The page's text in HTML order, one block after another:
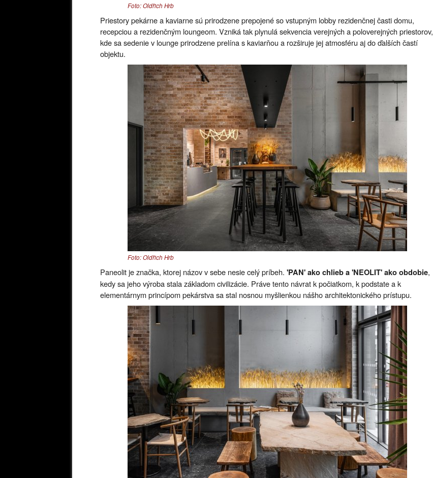
Foto: Oldřich Hrb
Priestory pekárne a kaviarne sú prirodzene prepojené so vstupným lobby rezidenčnej časti domu,
recepciou a rezidenčným loungeom. Vzniká tak plynulá sekvencia verejných a poloverejných priestorov,
kde sa sedenie v lounge prirodzene prelína s kaviarňou a rozširuje jej atmosféru aj do ďalších častí
objektu.
Foto: Oldřich Hrb
Paneolit ​​je značka, ktorej názov v sebe nesie celý príbeh. 'PAN' ako chlieb a 'NEOLIT' ako obdobie,
kedy sa jeho výroba stala základom civilizácie. Práve tento návrat k počiatkom, k podstate a k
elementárnym princípom pekárstva sa stal nosnou myšlienkou nášho architektonického prístupu.